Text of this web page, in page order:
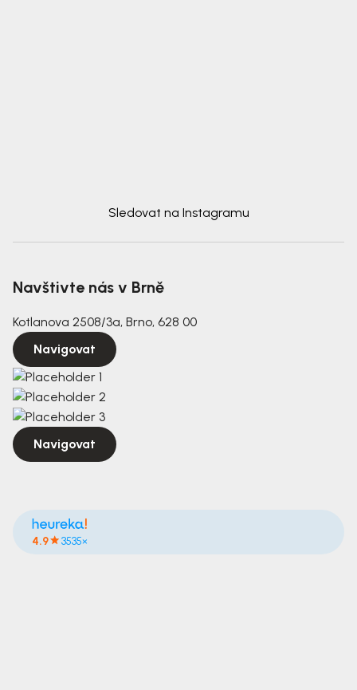
Sledovat na Instagramu
Navštivte nás v Brně
Kotlanova 2508/3a, Brno, 628 00
Navigovat
Navigovat
4.9 3535×